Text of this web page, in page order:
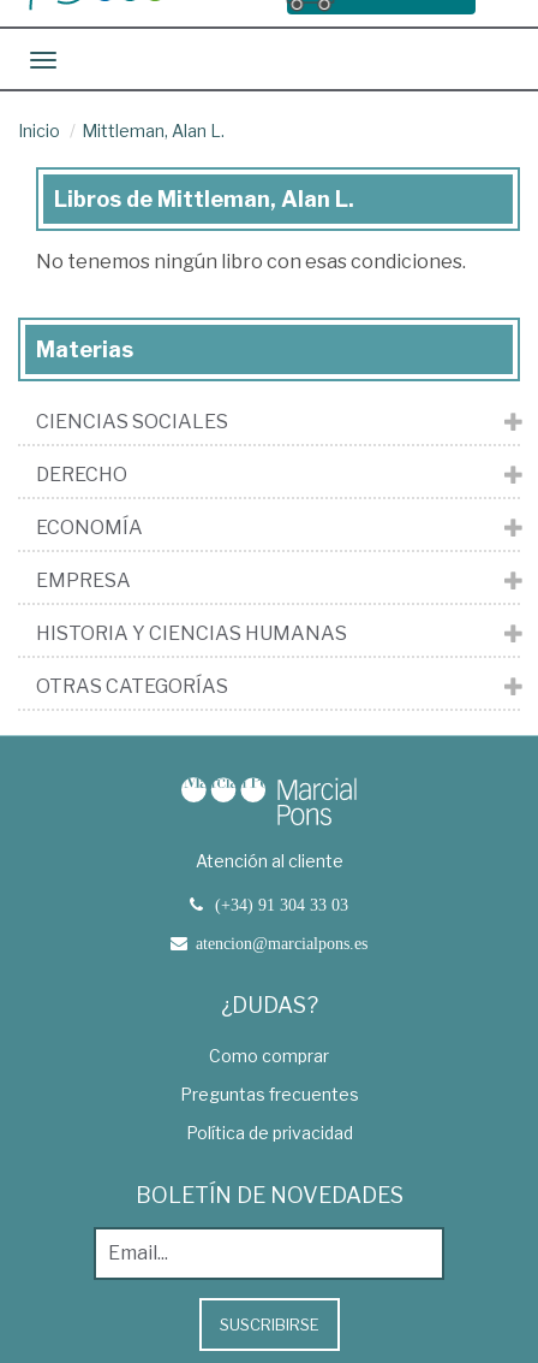
Toggle navigation
Inicio Mittleman, Alan L.
Libros
de
Mittleman,
Alan
L.
Libros de Mittleman, Alan L.
No tenemos ningún libro con esas condiciones.
Materias
CIENCIAS SOCIALES
DERECHO
ECONOMÍA
EMPRESA
HISTORIA Y CIENCIAS HUMANAS
OTRAS CATEGORÍAS
Atención al cliente
(+34) 91 304 33 03
atencion@marcialpons.es
¿DUDAS?
Como comprar
Preguntas frecuentes
Política de privacidad
BOLETÍN DE NOVEDADES
SUSCRIBIRSE